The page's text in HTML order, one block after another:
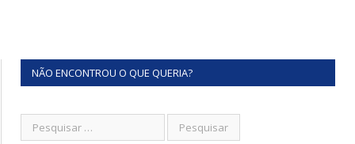
NÃO ENCONTROU O QUE QUERIA?